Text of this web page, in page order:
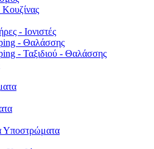
- Ιονιστές
- Θαλάσσης
- Ταξιδιού - Θαλάσσης
Υποστρώματα